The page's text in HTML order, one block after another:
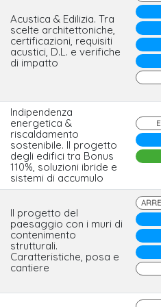
Acustica & Edilizia. Tra
scelte architettoniche,
certificazioni, requisiti
acustici, D.L. e verifiche
di impatto
Indipendenza
energetica &
riscaldamento
sostenibile. Il progetto
degli edifici tra Bonus
110%, soluzioni ibride e
sistemi di accumulo
Il progetto del
paesaggio con i muri di
contenimento
strutturali.
Caratteristiche, posa e
cantiere